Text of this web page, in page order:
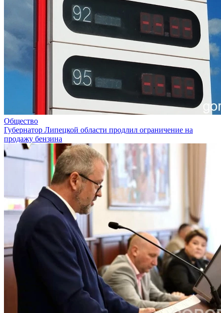
Общество
Губернатор Липецкой области продлил ограничение на
продажу бензина